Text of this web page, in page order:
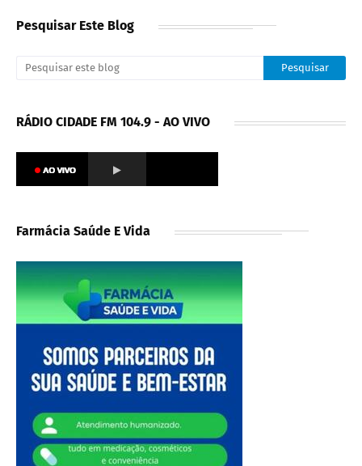
Pesquisar Este Blog
RÁDIO CIDADE FM 104.9 - AO VIVO
Farmácia Saúde E Vida